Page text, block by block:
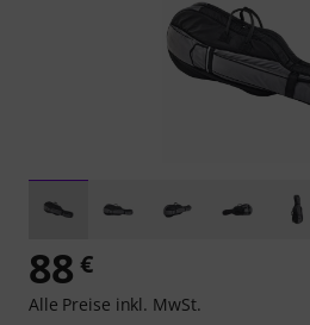
88 €
Alle Preise inkl. MwSt.